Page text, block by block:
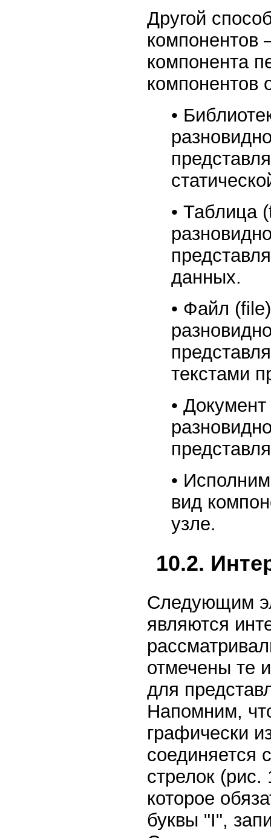
Другой
компонентов
компонента
компонентов
•
• Таблица
данных.
• Файл
текстами
•
•
вид
узле.
10.2.
Следующим
являются
отмечены те
для
Напомним,
графически
соединяется
стрелок
которое
буквы "I",